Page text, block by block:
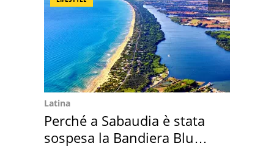
Latina
Perché a Sabaudia è stata
sospesa la Bandiera Blu